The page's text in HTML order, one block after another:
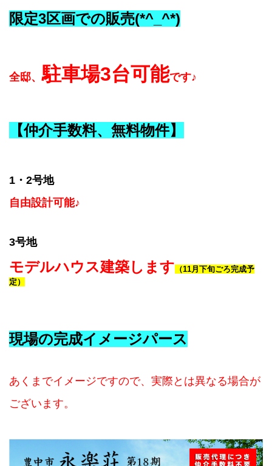
限定3区画での販売(*^_^*)
全邸、駐車場3台可能です♪
【仲介手数料、無料物件】
1・2号地
自由設計可能♪
3号地
モデルハウス建築します （11月下旬ごろ完成予
定）
現場の完成イメージパース
あくまでイメージですので、実際とは異なる場合が
ございます。